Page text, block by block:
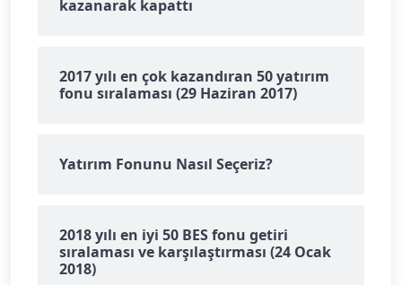
kazanarak kapattı
2017 yılı en çok kazandıran 50 yatırım
fonu sıralaması (29 Haziran 2017)
Yatırım Fonunu Nasıl Seçeriz?
2018 yılı en iyi 50 BES fonu getiri
sıralaması ve karşılaştırması (24 Ocak
2018)